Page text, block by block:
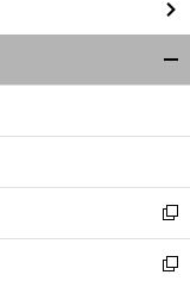
い
ウ
ィ
ン
ウ
開
く
新
し
い
新